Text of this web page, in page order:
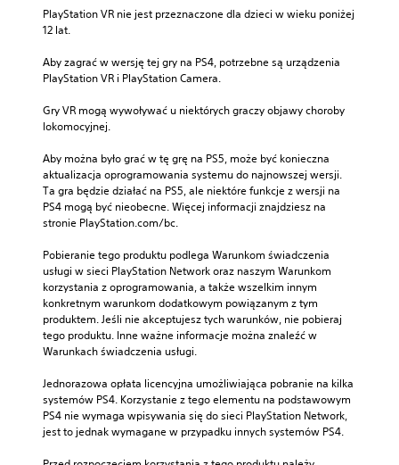
PlayStation VR nie jest przeznaczone dla dzieci w wieku poniżej
12 lat.
Aby zagrać w wersję tej gry na PS4, potrzebne są urządzenia
PlayStation VR i PlayStation Camera.
Gry VR mogą wywoływać u niektórych graczy objawy choroby
lokomocyjnej.
Aby można było grać w tę grę na PS5, może być konieczna
aktualizacja oprogramowania systemu do najnowszej wersji.
Ta gra będzie działać na PS5, ale niektóre funkcje z wersji na
PS4 mogą być nieobecne. Więcej informacji znajdziesz na
stronie PlayStation.com/bc.
Pobieranie tego produktu podlega Warunkom świadczenia
usługi w sieci PlayStation Network oraz naszym Warunkom
korzystania z oprogramowania, a także wszelkim innym
konkretnym warunkom dodatkowym powiązanym z tym
produktem. Jeśli nie akceptujesz tych warunków, nie pobieraj
tego produktu. Inne ważne informacje można znaleźć w
Warunkach świadczenia usługi.
Jednorazowa opłata licencyjna umożliwiająca pobranie na kilka
systemów PS4. Korzystanie z tego elementu na podstawowym
PS4 nie wymaga wpisywania się do sieci PlayStation Network,
jest to jednak wymagane w przypadku innych systemów PS4.